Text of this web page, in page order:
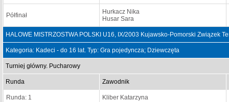
Półfinał
Hurkacz Nika
Husar Sara
HALOWE MISTRZOSTWA POLSKI U16, IX/2003 Kujawsko-Pomorski Związek
Kategoria: Kadeci - do 16 lat. Typ: Gra pojedyncza; Dziewczęta
Turniej główny. Pucharowy
Runda Zawodnik
Runda: 1 Kliber Katarzyna